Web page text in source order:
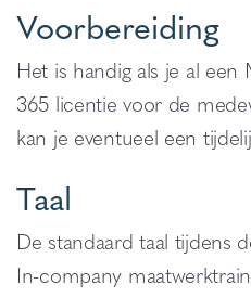
Voorbereiding
Het is handig als je al
365 licentie voor de
kan je eventueel een
Taal
De standaard taal tijdens
In-company